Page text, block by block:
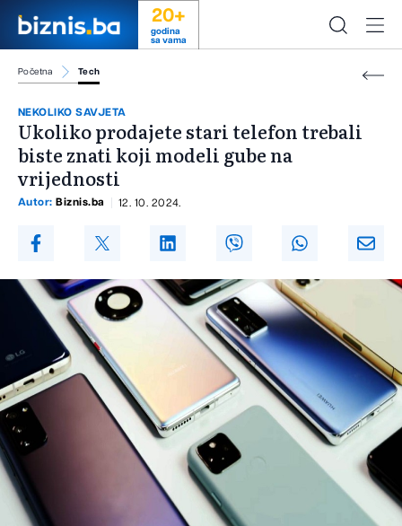
20+
godina
sa vama
Početna Tech
NEKOLIKO SAVJETA
Ukoliko prodajete stari telefon trebali
biste znati koji modeli gube na
vrijednosti
Autor: Biznis.ba 12. 10. 2024.